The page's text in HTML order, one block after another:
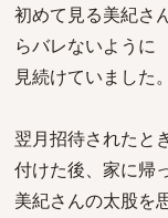
初めて見る美紀さ
らバレないように
見続けていました。
翌月招待されたと
付けた後、家に帰
美紀さんの太股を